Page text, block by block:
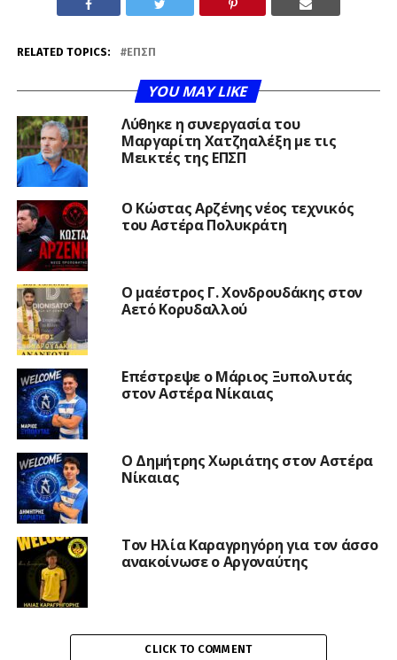
RELATED TOPICS: ΕΠΣΠ
YOU MAY LIKE
Λύθηκε η συνεργασία του
Μαργαρίτη Χατζηαλέξη με τις
Μεικτές της ΕΠΣΠ
Ο Κώστας Αρζένης νέος τεχνικός
του Αστέρα Πολυκράτη
Ο μαέστρος Γ. Χονδρουδάκης στον
Αετό Κορυδαλλού
Επέστρεψε ο Μάριος Ξυπολυτάς
στον Αστέρα Νίκαιας
Ο Δημήτρης Χωριάτης στον Αστέρα
Νίκαιας
Τον Ηλία Καραγρηγόρη για τον άσσο
ανακοίνωσε ο Αργοναύτης
CLICK TO COMMENT